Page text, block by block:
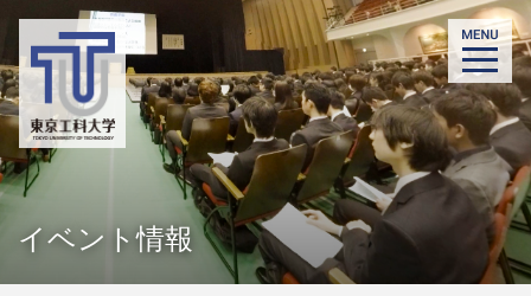
イベント情報